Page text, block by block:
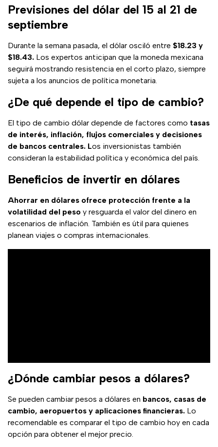
Previsiones del dólar del 15 al 21 de
septiembre
Durante la semana pasada, el dólar osciló entre $18.23 y
$18.43. Los expertos anticipan que la moneda mexicana
seguirá mostrando resistencia en el corto plazo, siempre
sujeta a los anuncios de política monetaria.
¿De qué depende el tipo de cambio?
El tipo de cambio dólar depende de factores como tasas
de interés, inflación, flujos comerciales y decisiones
de bancos centrales. Los inversionistas también
consideran la estabilidad política y económica del país.
Beneficios de invertir en dólares
Ahorrar en dólares ofrece protección frente a la
volatilidad del peso y resguarda el valor del dinero en
escenarios de inflación. También es útil para quienes
planean viajes o compras internacionales.
¿Dónde cambiar pesos a dólares?
Se pueden cambiar pesos a dólares en bancos, casas de
cambio, aeropuertos y aplicaciones financieras. Lo
recomendable es comparar el tipo de cambio hoy en cada
opción para obtener el mejor precio.